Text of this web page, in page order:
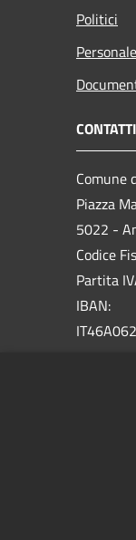
Politici
CONTATTI
Comune
Piazza
5022 -
Codice
Partita
IBAN: